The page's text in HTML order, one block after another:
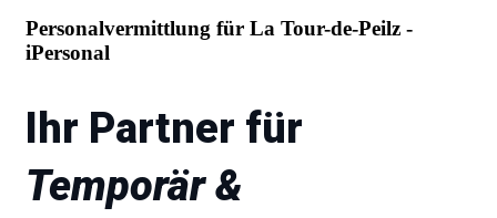
Personalvermittlung für La Tour-de-Peilz -
iPersonal
Ihr Partner für
Temporär &